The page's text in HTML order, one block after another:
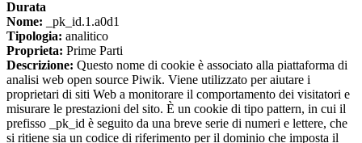
Durata
Nome: _pk_id.1.a0d1
Tipologia: analitico
Proprieta: Prime Parti
Descrizione: Questo nome di cookie è associato alla piattaforma di
analisi web open source Piwik. Viene utilizzato per aiutare i
proprietari di siti Web a monitorare il comportamento dei visitatori e
misurare le prestazioni del sito. È un cookie di tipo pattern, in cui il
prefisso _pk_id è seguito da una breve serie di numeri e lettere, che
si ritiene sia un codice di riferimento per il dominio che imposta il